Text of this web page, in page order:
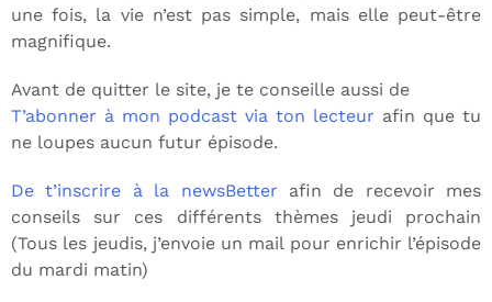
une fois, la vie n’est pas simple, mais elle peut-être
magnifique.
Avant de quitter le site, je te conseille aussi de
T’abonner à mon podcast via ton lecteur afin que tu
ne loupes aucun futur épisode.
De t’inscrire à la newsBetter afin de recevoir mes
conseils sur ces différents thèmes jeudi prochain
(Tous les jeudis, j’envoie un mail pour enrichir l’épisode
du mardi matin)